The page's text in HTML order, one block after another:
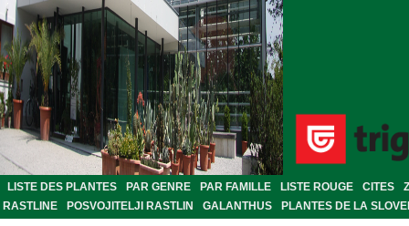
LISTE DES PLANTES PAR GENRE PAR FAMILLE LISTE ROUGE CITES
RASTLINE
POSVOJITELJI RASTLIN GALANTHUS PLANTES DE LA